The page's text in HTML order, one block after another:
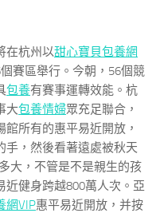
在杭州以甜心寶貝包養網
賽區舉行。今朝，56個競
包養有賽事運轉效能。杭
大包養情婦眾充足聯合，
館所有的惠平易近開放，
手，然後看著遠處被秋天
大，不管是不是親生的孩
近健身跨越800萬人次。亞
網VIP惠平易近開放，并按